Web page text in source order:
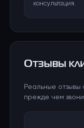
консультация.
Отзывы
Реальные
прежде чем